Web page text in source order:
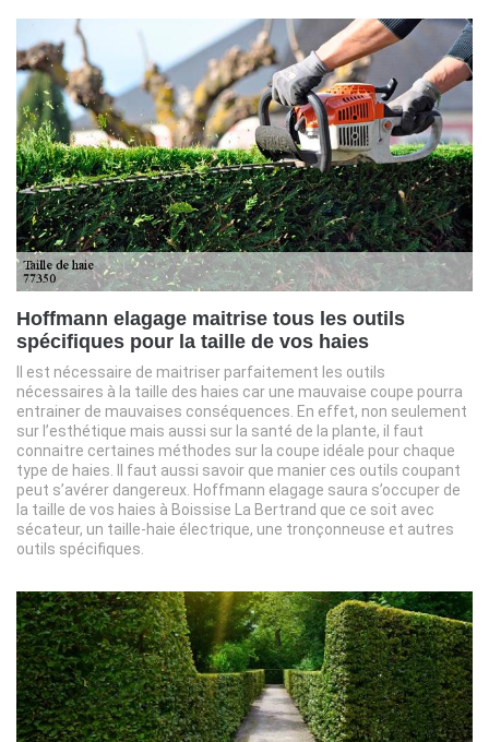
Hoffmann elagage maitrise tous les outils
spécifiques pour la taille de vos haies
Il est nécessaire de maitriser parfaitement les outils
nécessaires à la taille des haies car une mauvaise coupe pourra
entrainer de mauvaises conséquences. En effet, non seulement
sur l’esthétique mais aussi sur la santé de la plante, il faut
connaitre certaines méthodes sur la coupe idéale pour chaque
type de haies. Il faut aussi savoir que manier ces outils coupant
peut s’avérer dangereux. Hoffmann elagage saura s’occuper de
la taille de vos haies à Boissise La Bertrand que ce soit avec
sécateur, un taille-haie électrique, une tronçonneuse et autres
outils spécifiques.